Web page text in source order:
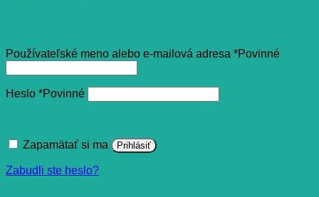
Používateľské meno alebo e-mailová adresa *Povinné
Heslo *Povinné
Zapamätať si ma Prihlásiť
Zabudli ste heslo?